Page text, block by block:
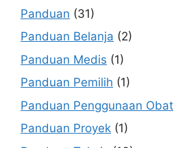
Panduan (31)
Panduan Belanja (2)
Panduan Medis (1)
Panduan Pemilih (1)
Panduan Penggunaan Obat
Panduan Proyek (1)